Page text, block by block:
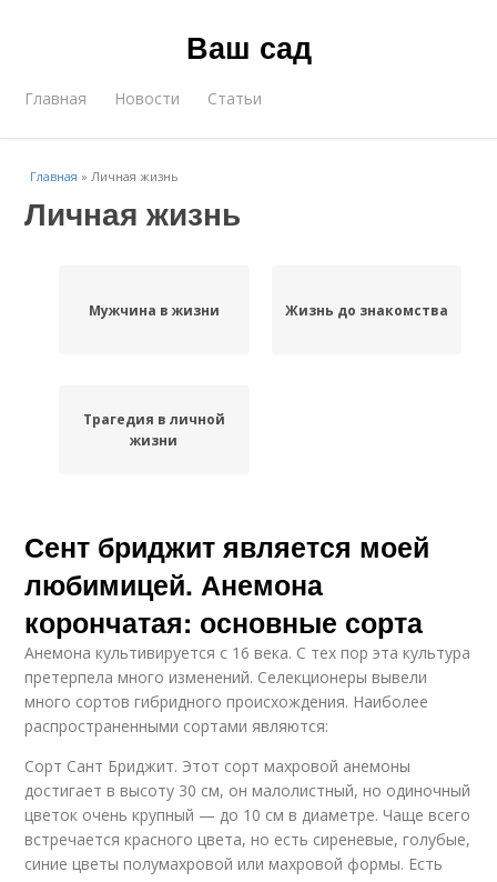
Ваш сад
Главная Новости Статьи
Главная »Личная жизнь
Личная жизнь
Мужчина в жизни Жизнь до знакомства
Трагедия в личной
жизни
Сент бриджит является моей
любимицей. Анемона
корончатая: основные сорта
Анемона культивируется с 16 века. С тех пор эта культура
претерпела много изменений. Селекционеры вывели
много сортов гибридного происхождения. Наиболее
распространенными сортами являются:
Сорт Сант Бриджит. Этот сорт махровой анемоны
достигает в высоту 30 см, он малолистный, но одиночный
цветок очень крупный — до 10 см в диаметре. Чаще всего
встречается красного цвета, но есть сиреневые, голубые,
синие цветы полумахровой или махровой формы. Есть